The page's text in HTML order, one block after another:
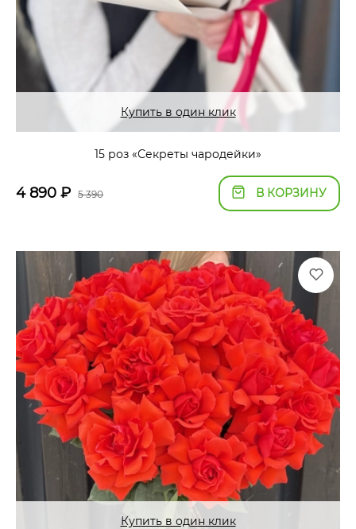
Купить в один клик
15 роз «Секреты чародейки»
4 890 ₽ 5 390 В КОРЗИНУ
Купить в один клик